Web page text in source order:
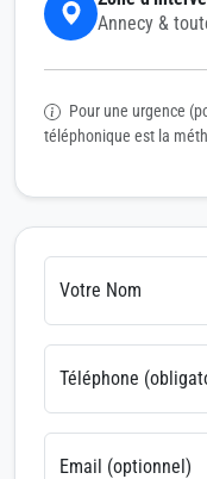
Annecy &
Pour une urgence
téléphonique est la
Votre Nom
Téléphone
Email (optionnel)